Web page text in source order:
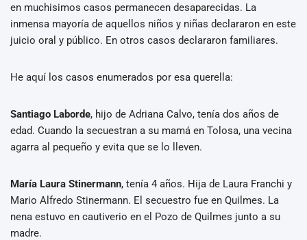
en muchisimos casos permanecen desaparecidas. La
inmensa mayoría de aquellos niños y niñas declararon en este
juicio oral y público. En otros casos declararon familiares.
He aquí los casos enumerados por esa querella:
Santiago Laborde, hijo de Adriana Calvo, tenía dos años de
edad. Cuando la secuestran a su mamá en Tolosa, una vecina
agarra al pequeño y evita que se lo lleven.
María Laura Stinermann, tenía 4 años. Hija de Laura Franchi y
Mario Alfredo Stinermann. El secuestro fue en Quilmes. La
nena estuvo en cautiverio en el Pozo de Quilmes junto a su
madre.